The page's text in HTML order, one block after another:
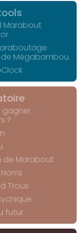
Marabout
Mégabambou
gagner
?
de Marabout
Trous
futur